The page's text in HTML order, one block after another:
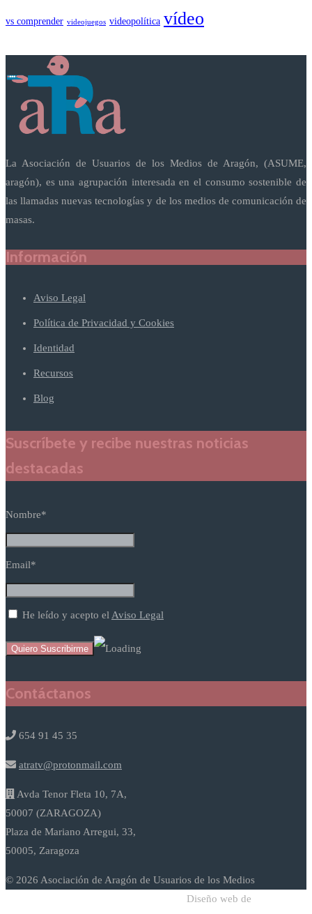
vs comprender videojuegos videopolítica vídeo
La Asociación de Usuarios de los Medios de Aragón, (ASUME,
aragón), es una agrupación interesada en el consumo sostenible de
las llamadas nuevas tecnologías y de los medios de comunicación de
masas.
Información
Aviso Legal
Política de Privacidad y Cookies
Identidad
Recursos
Blog
Suscríbete y recibe nuestras noticias
destacadas
Nombre*
Email*
He leído y acepto el Aviso Legal
Contáctanos
654 91 45 35
atratv@protonmail.com
Avda Tenor Fleta 10, 7A,
50007 (ZARAGOZA)
Plaza de Mariano Arregui, 33,
50005, Zaragoza
© 2026 Asociación de Aragón de Usuarios de los Medios
Diseño web de